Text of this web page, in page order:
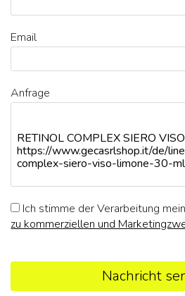
Email
Anfrage
Ich stimme der Verarbeitung
zu kommerziellen und
Nachricht